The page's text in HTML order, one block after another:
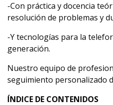
-Con práctica y docencia
resolución de problemas y
-Y tecnologías para la
generación.
Nuestro equipo de
seguimiento personalizado
ÍNDICE DE CONTENIDOS